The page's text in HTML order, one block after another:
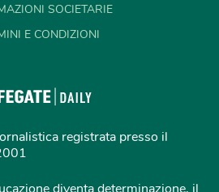
SOCIETARIE
E CONDIZIONI
registrata presso il